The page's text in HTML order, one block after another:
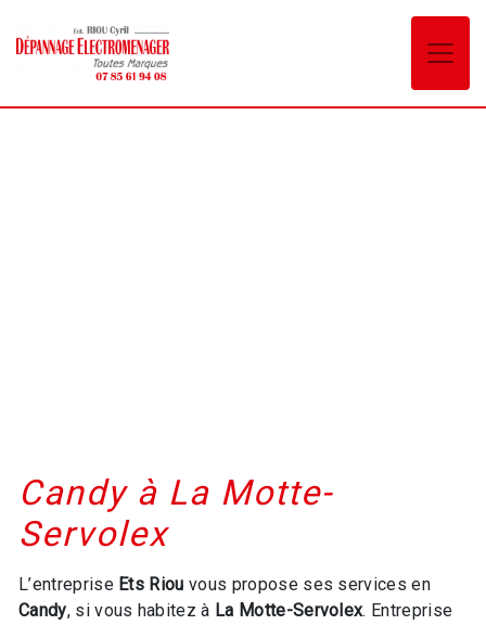
Candy à La Motte-
Servolex
L’entreprise Ets Riou vous propose ses services en
Candy, si vous habitez à La Motte-Servolex. Entreprise